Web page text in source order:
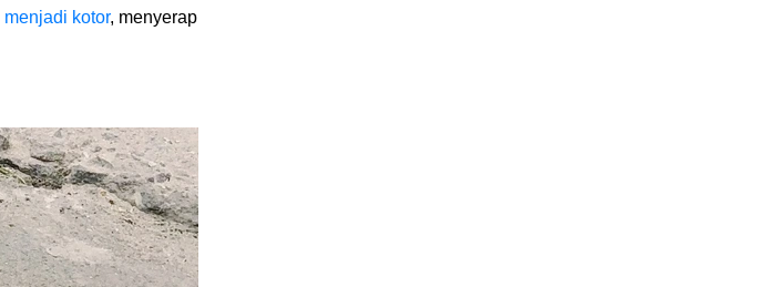
menjadi kotor, menyerap